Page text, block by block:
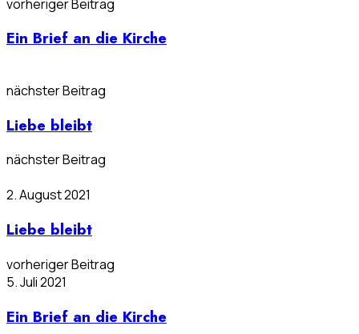
vorheriger Beitrag
Ein Brief an die Kirche
nächster Beitrag
Liebe bleibt
nächster Beitrag
2. August 2021
Liebe bleibt
vorheriger Beitrag
5. Juli 2021
Ein Brief an die Kirche